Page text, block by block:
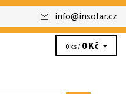
info@insolar.cz
0 ks / 0 Kč